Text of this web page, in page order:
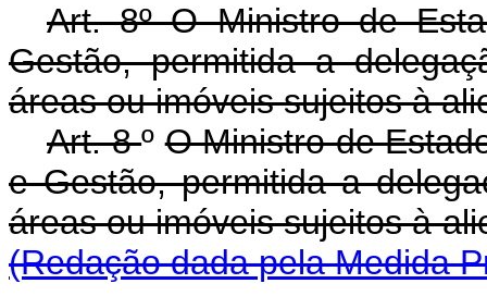
Art. 8º O Ministro de
Gestão, permitida a
áreas ou imóveis sujeitos à
Art. 8ºO Ministro de
e Gestão, permitida a
áreas ou imóveis sujeitos
(Redação dada pela Medida